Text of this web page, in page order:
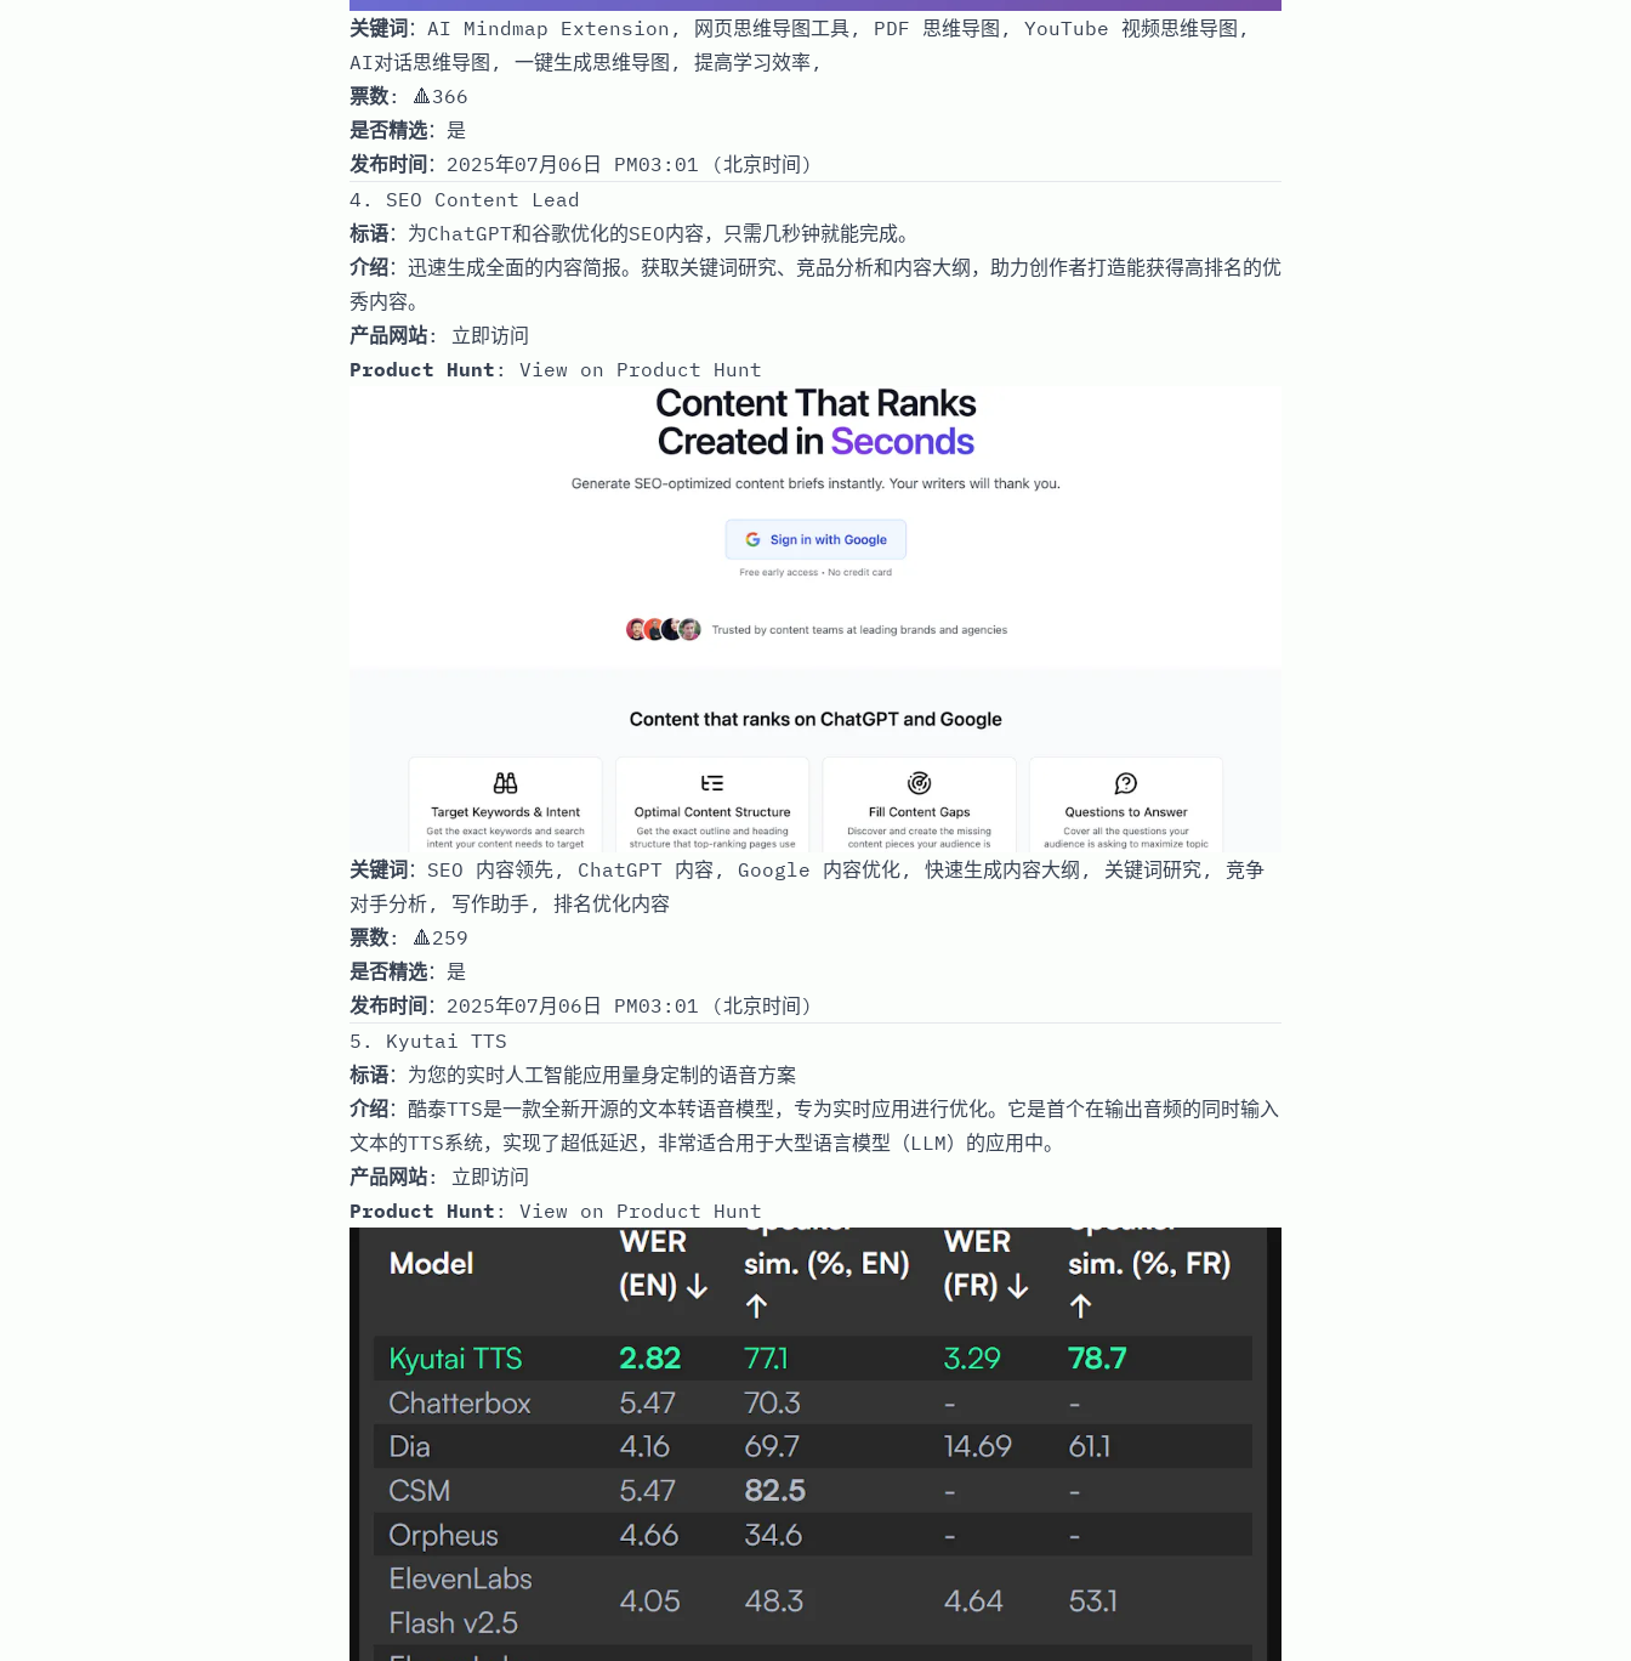
关键词：AI Mindmap Extension, 网页思维导图工具, PDF 思维导图, YouTube 视频思维导图,
AI对话思维导图, 一键生成思维导图, 提高学习效率,
票数: 🔺366
是否精选：是
发布时间 ：2025年07月06日 PM03:01 (北京时间)
4. SEO Content Lead
标语：为ChatGPT和谷歌优化的SEO内容，只需几秒钟就能完成。
介绍：迅速生成全面的内容简报。获取关键词研究、竞品分析和内容大纲，助力创作者打造能获得高排名的优
秀内容。
产品网站: 立即访问
Product Hunt : View on Product Hunt
关键词：SEO 内容领先, ChatGPT 内容, Google 内容优化, 快速生成内容大纲, 关键词研究, 竞争
对手分析, 写作助手, 排名优化内容
票数: 🔺259
是否精选：是
发布时间 ：2025年07月06日 PM03:01 (北京时间)
5. Kyutai TTS
标语：为您的实时人工智能应用量身定制的语音方案
介绍：酷泰TTS是一款全新开源的文本转语音模型，专为实时应用进行优化。它是首个在输出音频的同时输入
文本的TTS系统，实现了超低延迟，非常适合用于大型语言模型（LLM）的应用中。
产品网站: 立即访问
Product Hunt : View on Product Hunt